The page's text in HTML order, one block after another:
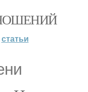
статьи